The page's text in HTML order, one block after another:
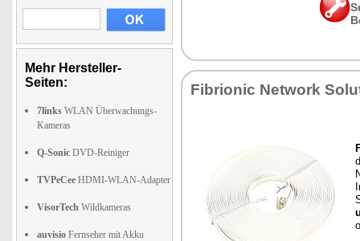
Mehr Hersteller-
Seiten:
7links WLAN Überwachungs-
Kameras
Q-Sonic DVD-Reiniger
TVPeCee HDMI-WLAN-Adapter
VisorTech Wildkameras
auvisio Fernseher mit Akku
Fibrionic Network